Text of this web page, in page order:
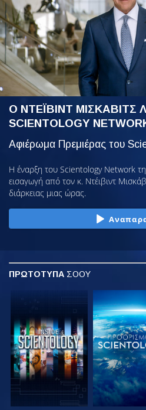
Ο ΝΤΕΪΒΙΝΤ ΜΙΣΚΑΒΙΤΣ
SCIENTOLOGY
Αφιέρωμα Πρεμιέρας του
Η έναρξη του Scientology Network
εισαγωγή από τον κ. Ντέιβιντ
διάρκειας μιας ώρας.
ΠΡΩΤΟΤΥΠΑ ΣΟΟΥ